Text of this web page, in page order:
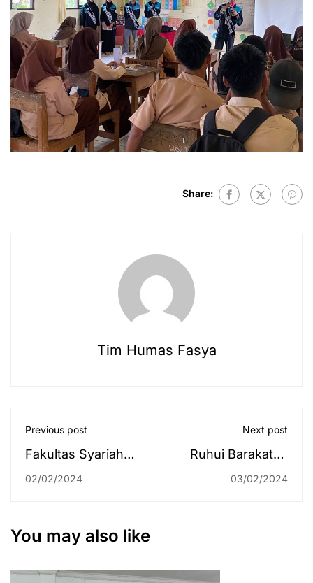
Share:
Tim Humas Fasya
Previous post
Fakultas Syariah
Adakan Yudisium
Ganjil T.A.
ke-2
02/02/2024
Next post
Ruhui Barakatan
Pro 4 FM 87,7 RRI
03/02/2024
You may also like